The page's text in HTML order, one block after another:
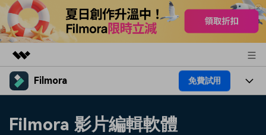
精選產品
實用工具
Filmora 免費試用
Filmora 影片編輯軟體